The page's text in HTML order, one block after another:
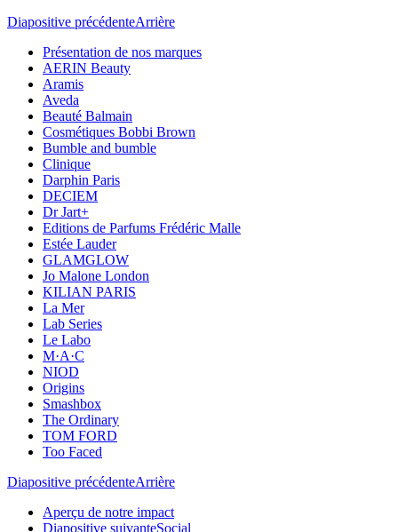
Diapositive précédenteArrière
Présentation de nos marques
AERIN Beauty
Aramis
Aveda
Beauté Balmain
Cosmétiques Bobbi Brown
Bumble and bumble
Clinique
Darphin Paris
DECIEM
Dr Jart+
Editions de Parfums Frédéric Malle
Estée Lauder
GLAMGLOW
Jo Malone London
KILIAN PARIS
La Mer
Lab Series
Le Labo
M·A·C
NIOD
Origins
Smashbox
The Ordinary
TOM FORD
Too Faced
Diapositive précédenteArrière
Aperçu de notre impact
Diapositive suivanteSocial